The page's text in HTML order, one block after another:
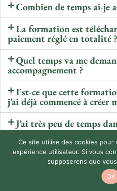
Combien de temps ai-je
La formation est
paiement réglé en totalité ?
Quel temps va me
accompagnement ?
Est-ce que cette
j’ai déjà commencé à créer
J’ai très peu de temps
consacrer à ma marque, je
parallèle de mon travail,
Est-ce qu'il y aura des
Je connais déjà le milieu
Ce site utilise des cookies pour
expérience utilisateur. Si vous
supposerons que
OK